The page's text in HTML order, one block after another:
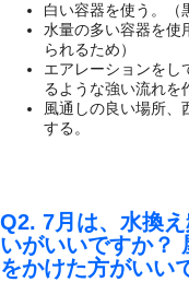
白い容器を使う。（
水量の多い容器を使
られるため）
エアレーションをし
るような強い流れを
風通しの良い場所、
する。
Q2. 7月は、水換
いがいいですか？
をかけた方がいい